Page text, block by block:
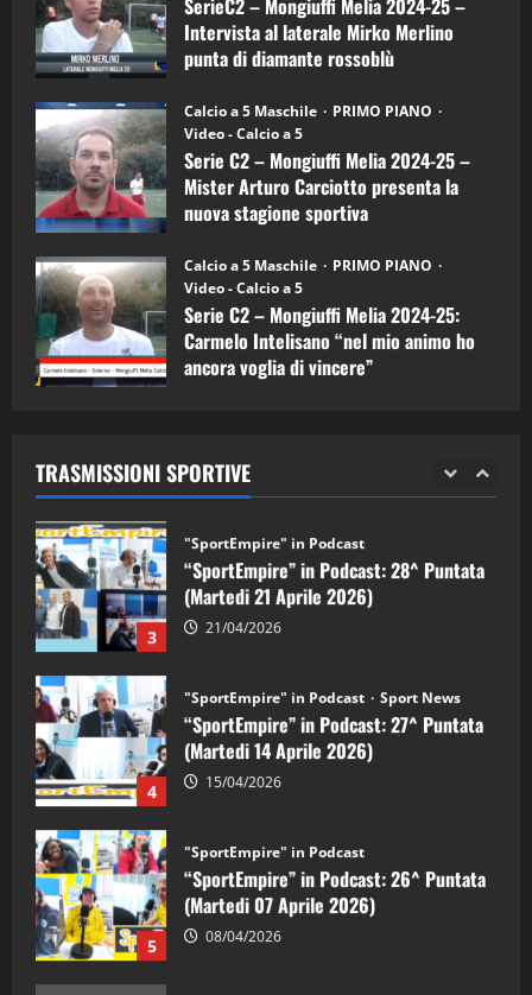
mister
Arturo
Carciotto
(Mongiuffi
SerieC2 – Mongiuffi Melia 2024-25 –
Intervista al laterale Mirko Merlino
punta di diamante rossoblù
Calcio a 5 Maschile
PRIMO PIANO
Video - Calcio a 5
Serie C2 – Mongiuffi Melia 2024-25 –
Mister Arturo Carciotto presenta la
nuova stagione sportiva
Calcio a 5 Maschile
PRIMO PIANO
Video - Calcio a 5
Serie C2 – Mongiuffi Melia 2024-25:
Carmelo Intelisano “nel mio animo ho
ancora voglia di vincere”
TRASMISSIONI SPORTIVE
4 15/04/2026
5
“SportEmpire” in Podcast: 26^ Puntata
(Martedi 07 Aprile 2026)
08/04/2026
1
“SportEmpire” in Podcast: 30^ Puntata
(Martedi 05 Maggio 2026)
08/05/2026
2 28/04/2026
3
"SportEmpire" in Podcast
“SportEmpire” in Podcast: 28^ Puntata
(Martedi 21 Aprile 2026)
21/04/2026
4
"SportEmpire" in Podcast Sport News
“SportEmpire” in Podcast: 27^ Puntata
(Martedi 14 Aprile 2026)
15/04/2026
5
"SportEmpire" in Podcast
“SportEmpire” in Podcast: 26^ Puntata
(Martedi 07 Aprile 2026)
08/04/2026